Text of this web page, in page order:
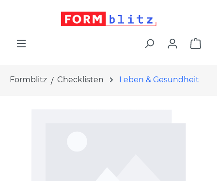
Formblitz Checklisten Leben & Gesundheit